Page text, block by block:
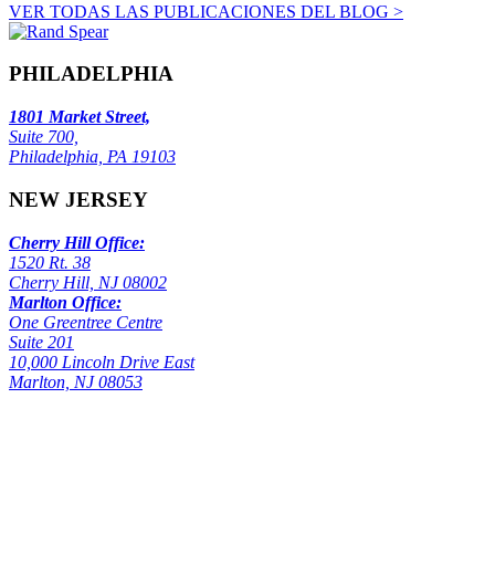
VER TODAS LAS PUBLICACIONES DEL BLOG >
PHILADELPHIA
1801 Market Street,
Suite 700,
Philadelphia, PA 19103
NEW JERSEY
Cherry Hill Office:
1520 Rt. 38
Cherry Hill, NJ 08002
Marlton Office:
One Greentree Centre
Suite 201
10,000 Lincoln Drive East
Marlton, NJ 08053